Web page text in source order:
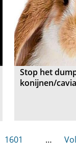
Stop het
konijnen/
1601 …